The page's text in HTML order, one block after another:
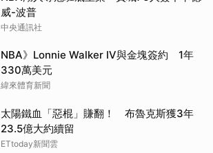
威-波普
中央通訊社
NBA》Lonnie Walker IV與金塊簽約 1年
330萬美元
緯來體育新聞
太陽鐵血「惡棍」賺翻！ 布魯克斯獲3年
23.5億大約續留
ETtoday新聞雲